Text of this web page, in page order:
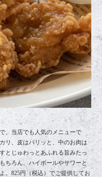
、当店でも人気のメニューで
リ、皮はパリッと、中のお肉は
とじゅわっとあふれる旨みたっ
ちろん、ハイボールやサワーと
。825円（税込）でご提供してお